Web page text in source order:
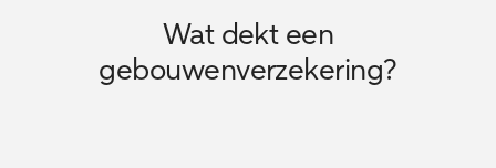
Wat dekt een
gebouwenverzekering?